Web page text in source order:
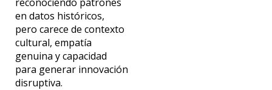
en datos históricos,
pero carece de contexto
cultural, empatía
genuina y capacidad
para generar innovación
disruptiva.